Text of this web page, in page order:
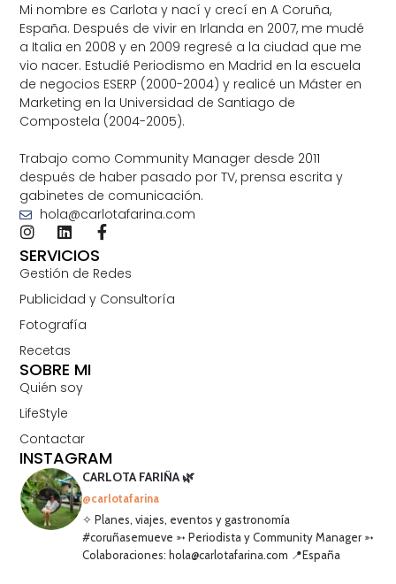
Mi nombre es Carlota y nací y crecí en A Coruña,
España. Después de vivir en Irlanda en 2007, me mudé
a Italia en 2008 y en 2009 regresé a la ciudad que me
vio nacer. Estudié Periodismo en Madrid en la escuela
de negocios ESERP (2000-2004) y realicé un Máster en
Marketing en la Universidad de Santiago de
Compostela (2004-2005).
Trabajo como Community Manager desde 2011
después de haber pasado por TV, prensa escrita y
gabinetes de comunicación.
hola@carlotafarina.com
SOBRE MI
Quién soy
LifeStyle
Contactar
SERVICIOS
Gestión de Redes
Publicidad y Consultoría
Fotografía
Recetas
INSTAGRAM
CARLOTA FARIÑA 🌿
@carlotafarina
✧ Planes, viajes, eventos y gastronomía
#coruñasemueve ➳ Periodista y Community Manager ➳
Colaboraciones: hola@carlotafarina.com 📍España